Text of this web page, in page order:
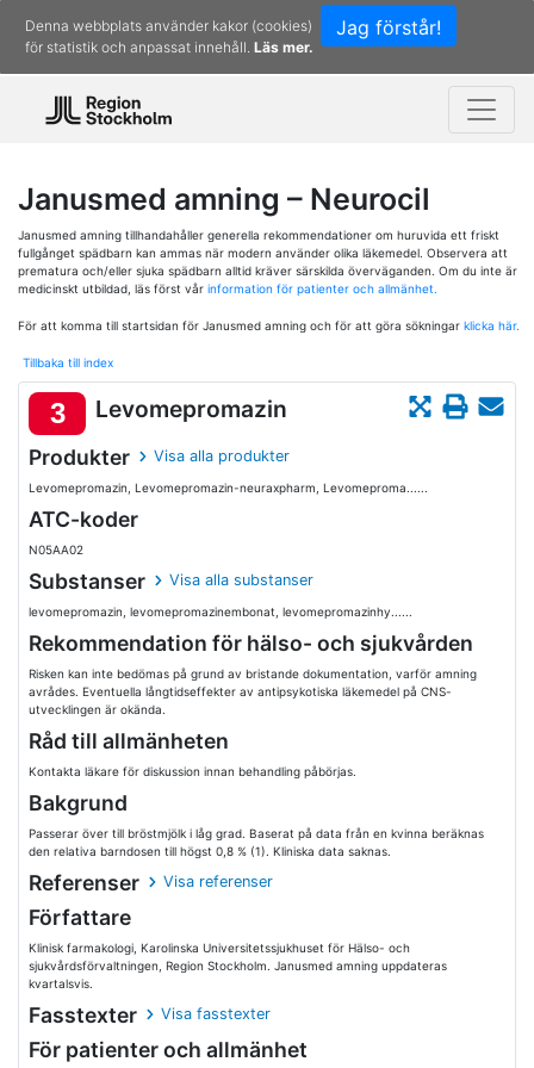
Jag förstår!
Denna webbplats använder kakor (cookies)
för statistik och anpassat innehåll. Läs mer.
Janusmed amning – Neurocil
Janusmed amning tillhandahåller generella rekommendationer om huruvida ett friskt
fullgånget spädbarn kan ammas när modern använder olika läkemedel. Observera att
prematura och/eller sjuka spädbarn alltid kräver särskilda överväganden. Om du inte är
medicinskt utbildad, läs först vår information för patienter och allmänhet.
För att komma till startsidan för Janusmed amning och för att göra sökningar klicka här.
Tillbaka till index
3 Levomepromazin
Produkter Visa alla produkter
Levomepromazin, Levomepromazin-neuraxpharm, Levomeproma......
ATC-koder
N05AA02
Substanser Visa alla substanser
levomepromazin, levomepromazinembonat, levomepromazinhy......
Rekommendation för hälso- och sjukvården
Risken kan inte bedömas på grund av bristande dokumentation, varför amning
avrådes. Eventuella långtidseffekter av antipsykotiska läkemedel på CNS-
utvecklingen är okända.
Råd till allmänheten
Kontakta läkare för diskussion innan behandling påbörjas.
Bakgrund
Passerar över till bröstmjölk i låg grad. Baserat på data från en kvinna beräknas
den relativa barndosen till högst 0,8 % (1). Kliniska data saknas.
Referenser Visa referenser
Författare
Klinisk farmakologi, Karolinska Universitetssjukhuset för Hälso- och
sjukvårdsförvaltningen, Region Stockholm. Janusmed amning uppdateras
kvartalsvis.
Fasstexter Visa fasstexter
För patienter och allmänhet